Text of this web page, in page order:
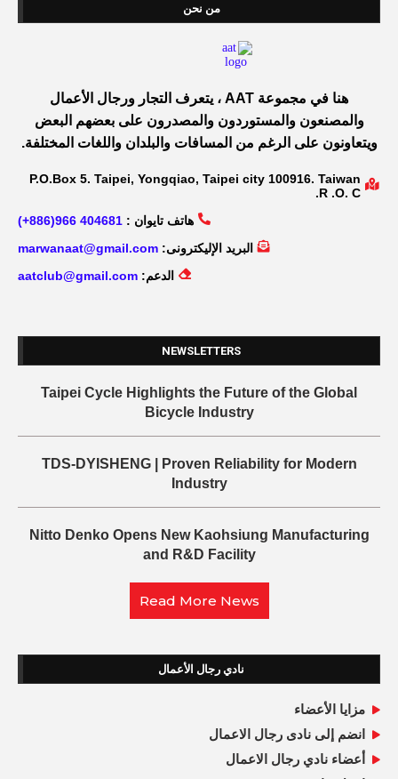
من نحن
هنا في مجموعة AAT ، يتعرف التجار ورجال الأعمال
والمصنعون والمستوردون والمصدرون على بعضهم البعض
ويتعاونون على الرغم من المسافات والبلدان واللغات المختلفة.
P.O.Box 5. Taipei, Yongqiao, Taipei city 100916. Taiwan
R .O. C.
هاتف تايوان : 404681 966(886+)
البريد الإليكترونى: marwanaat@gmail.com
الدعم: aatclub@gmail.com
NEWSLETTERS
Taipei Cycle Highlights the Future of the Global
Bicycle Industry
TDS-DYISHENG | Proven Reliability for Modern
Industry
Nitto Denko Opens New Kaohsiung Manufacturing
and R&D Facility
Read More News
نادي رجال الأعمال
مزايا الأعضاء
انضم إلى نادى رجال الاعمال
أعضاء نادي رجال الاعمال